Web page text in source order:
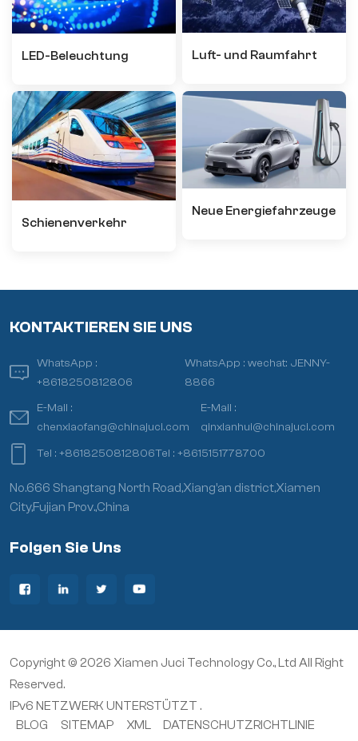
LED-Beleuchtung Luft- und Raumfahrt
Schienenverkehr
Neue Energiefahrzeuge
KONTAKTIEREN SIE UNS
WhatsApp :
+8618250812806
WhatsApp :wechat: JENNY-
8866
E-Mail :
chenxiaofang@chinajuci.com
E-Mail :
qinxianhui@chinajuci.com
Tel :+8618250812806Tel :+8615151778700
No.666 Shangtang North Road,Xiang’an district,Xiamen
City,Fujian Prov.,China
Folgen Sie Uns
Copyright © 2026 Xiamen Juci Technology Co., Ltd All Right
Reserved.
IPv6 NETZWERK UNTERSTÜTZT .
BLOG
SITEMAP XML DATENSCHUTZRICHTLINIE